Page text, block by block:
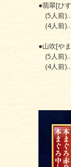
●翡翠[ひ
(5人前
(4人前
●山吹[や
(5人前
(4人前